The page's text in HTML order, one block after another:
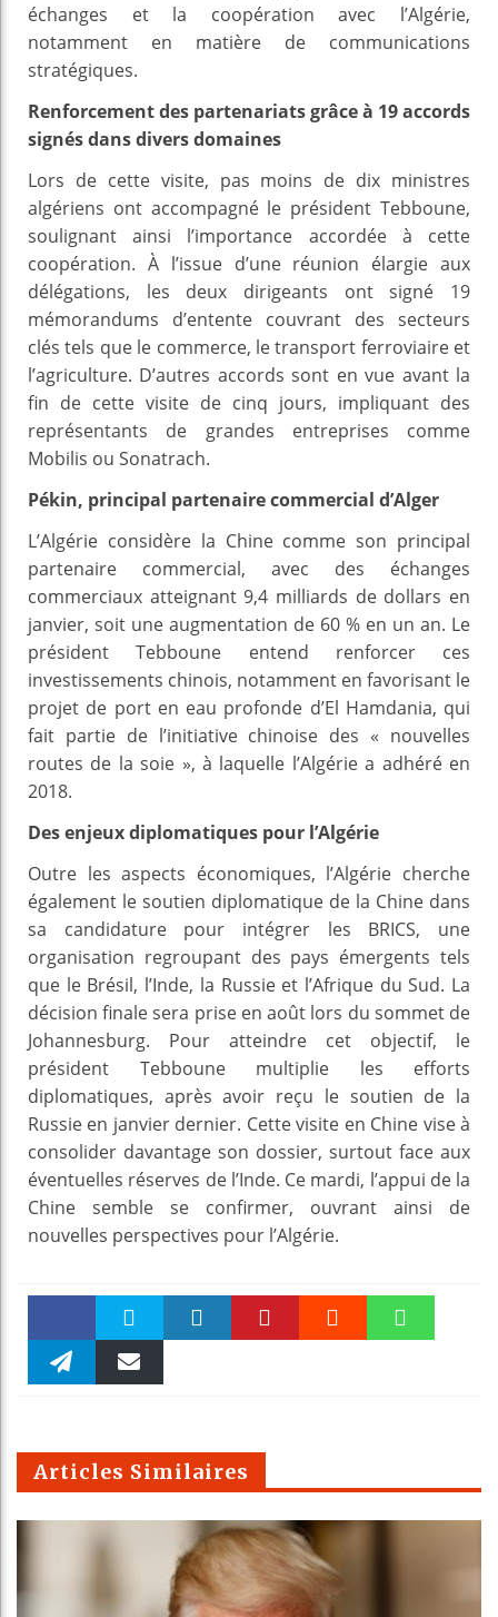
échanges et la coopération avec l’Algérie,
notamment en matière de communications
stratégiques.
Renforcement des partenariats grâce à 19 accords
signés dans divers domaines
Lors de cette visite, pas moins de dix ministres
algériens ont accompagné le président Tebboune,
soulignant ainsi l’importance accordée à cette
coopération. À l’issue d’une réunion élargie aux
délégations, les deux dirigeants ont signé 19
mémorandums d’entente couvrant des secteurs
clés tels que le commerce, le transport ferroviaire et
l’agriculture. D’autres accords sont en vue avant la
fin de cette visite de cinq jours, impliquant des
représentants de grandes entreprises comme
Mobilis ou Sonatrach.
Pékin, principal partenaire commercial d’Alger
L’Algérie considère la Chine comme son principal
partenaire commercial, avec des échanges
commerciaux atteignant 9,4 milliards de dollars en
janvier, soit une augmentation de 60 % en un an. Le
président Tebboune entend renforcer ces
investissements chinois, notamment en favorisant le
projet de port en eau profonde d’El Hamdania, qui
fait partie de l’initiative chinoise des « nouvelles
routes de la soie », à laquelle l’Algérie a adhéré en
2018.
Des enjeux diplomatiques pour l’Algérie
Outre les aspects économiques, l’Algérie cherche
également le soutien diplomatique de la Chine dans
sa candidature pour intégrer les BRICS, une
organisation regroupant des pays émergents tels
que le Brésil, l’Inde, la Russie et l’Afrique du Sud. La
décision finale sera prise en août lors du sommet de
Johannesburg. Pour atteindre cet objectif, le
président Tebboune multiplie les efforts
diplomatiques, après avoir reçu le soutien de la
Russie en janvier dernier. Cette visite en Chine vise à
consolider davantage son dossier, surtout face aux
éventuelles réserves de l’Inde. Ce mardi, l’appui de la
Chine semble se confirmer, ouvrant ainsi de
nouvelles perspectives pour l’Algérie.
Faceboo Twitter
m
Articles Similaires